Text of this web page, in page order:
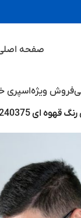
صفحه
فروش ویژهاسپری
ای 1240375-3